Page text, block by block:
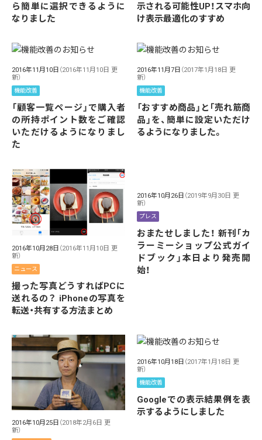
ら簡単に選択できるように
なりました
示される可能性UP！スマホ向
け表示最適化のすすめ
2016年11月10日 （2016年11月10日 更
新）
機能改善
「顧客一覧ページ」で購入者
の所持ポイント数をご確認
いただけるようになりまし
た
2016年11月7日 （2017年1月18日 更
新）
機能改善
「おすすめ商品」と「売れ筋商
品」を、簡単に設定いただけ
るようになりました。
2016年10月28日 （2016年11月10日 更
新）
ニュース
撮った写真どうすればPCに
送れるの？ iPhoneの写真を
転送・共有する方法まとめ
2016年10月26日 （2019年9月30日 更
新）
プレス
おまたせしました！ 新刊「カ
ラーミーショップ公式ガイ
ドブック」本日より発売開
始！
2016年10月25日 （2018年2月6日 更
新）
2016年10月18日 （2017年1月18日 更
新）
機能改善
Googleでの表示結果例を表
示するようにしました